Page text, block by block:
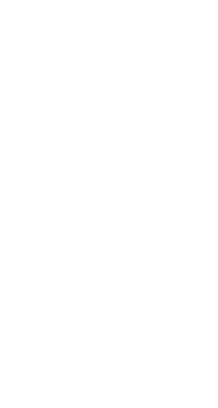
欢你，哲学和生物学意义上的
南安相遇相知，他们决心各
曲名伶荣筱楠推向不死不休
师林晚媚的双重背叛。她从